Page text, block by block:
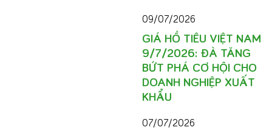
09/07/2026
GIÁ HỒ TIÊU VIỆT NAM
9/7/2026: ĐÀ TĂNG
BỨT PHÁ CƠ HỘI CHO
DOANH NGHIỆP XUẤT
KHẨU
07/07/2026